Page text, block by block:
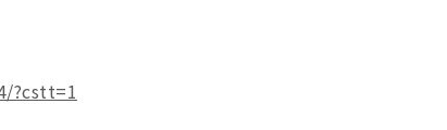
?cstt=1